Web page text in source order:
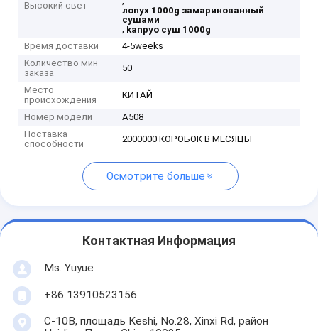
Высокий свет
лопух 1000g замаринованный
сушами
, kanpyo суш 1000g
Время доставки
4-5weeks
Количество мин
заказа
50
Место
происхождения
КИТАЙ
Номер модели
A508
Поставка
способности
2000000 КОРОБОК В МЕСЯЦЫ
Осмотрите больше
Контактная Информация
Ms. Yuyue
+86 13910523156
C-10B, площадь Keshi, No.28, Xinxi Rd, район